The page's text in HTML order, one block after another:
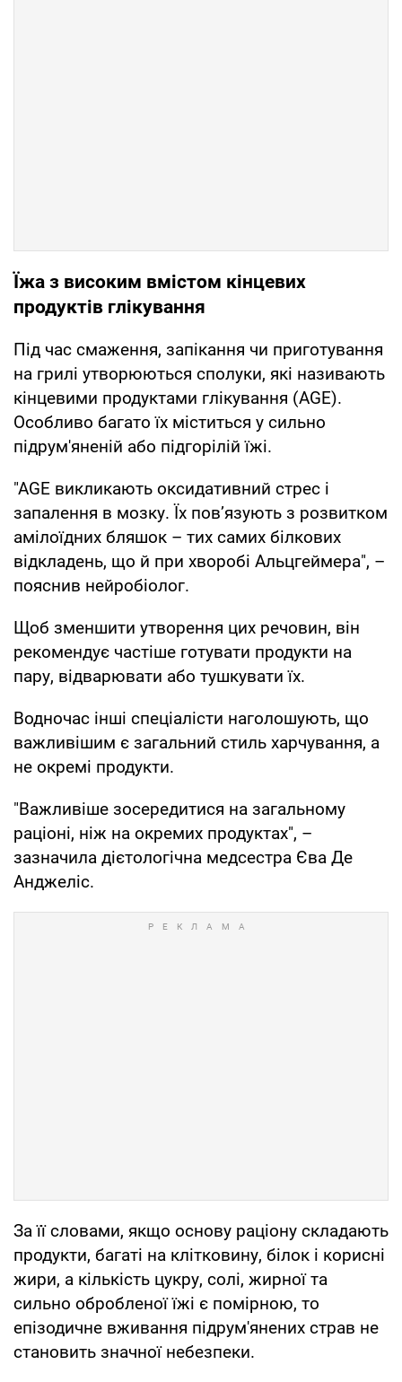
Їжа з високим вмістом кінцевих
продуктів глікування
Під час смаження, запікання чи приготування
на грилі утворюються сполуки, які називають
кінцевими продуктами глікування (AGE).
Особливо багато їх міститься у сильно
підрум'яненій або підгорілій їжі.
"AGE викликають оксидативний стрес і
запалення в мозку. Їх пов’язують з розвитком
амілоїдних бляшок – тих самих білкових
відкладень, що й при хворобі Альцгеймера", –
пояснив нейробіолог.
Щоб зменшити утворення цих речовин, він
рекомендує частіше готувати продукти на
пару, відварювати або тушкувати їх.
Водночас інші спеціалісти наголошують, що
важливішим є загальний стиль харчування, а
не окремі продукти.
"Важливіше зосередитися на загальному
раціоні, ніж на окремих продуктах", –
зазначила дієтологічна медсестра Єва Де
Анджеліс.
За її словами, якщо основу раціону складають
продукти, багаті на клітковину, білок і корисні
жири, а кількість цукру, солі, жирної та
сильно обробленої їжі є помірною, то
епізодичне вживання підрум'янених страв не
становить значної небезпеки.